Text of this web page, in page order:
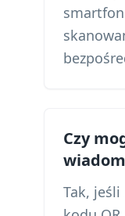
Czy
Tak, jeśli